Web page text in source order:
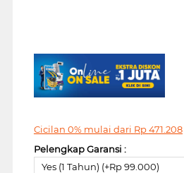
Cicilan 0% mulai dari Rp471.208
Pelengkap Garansi :
Yes (1 Tahun) (+Rp 99.000)